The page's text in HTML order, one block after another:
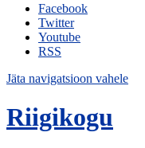
Facebook
Twitter
Youtube
RSS
Jäta navigatsioon vahele
Riigikogu